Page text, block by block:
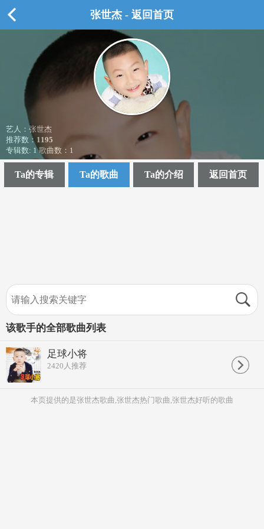
张世杰 - 返回首页
艺人：张世杰
推荐数： 1195
专辑数: 1 歌曲数：1
Ta的专辑 Ta的歌曲 Ta的介绍 返回首页
该歌手的全部歌曲列表
足球小将
2420 人推荐
本页提供的是张世杰歌曲,张世杰热门歌曲,张世杰好听的歌曲